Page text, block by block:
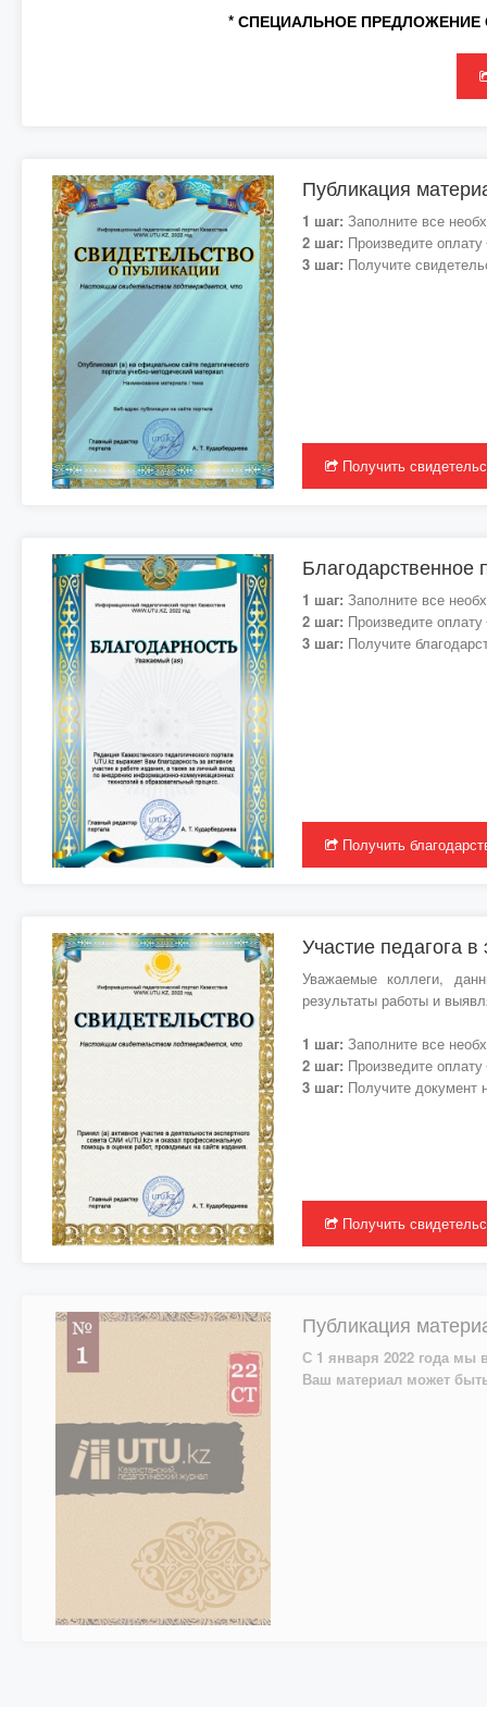
* СПЕЦИАЛЬНОЕ
Публикация
1 шаг: Заполните все
2 шаг: Произведите оплату
3 шаг: Получите
Получить
Благодарственное
1 шаг: Заполните все
2 шаг: Произведите оплату
3 шаг: Получите
Получить
Участие педагога в
Уважаемые коллеги,
результаты работы и
1 шаг: Заполните все
2 шаг: Произведите оплату
3 шаг: Получите документ
Получить
Публикация
С 1 января 2022 года мы
Ваш материал может